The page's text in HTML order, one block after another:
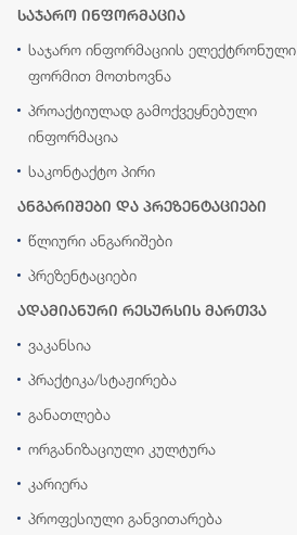
საჯარო ინფორმაცია
საჯარო ინფორმაციის ელექტრონული
ფორმით მოთხოვნა
პროაქტიულად გამოქვეყნებული
ინფორმაცია
საკონტაქტო პირი
ანგარიშები და პრეზენტაციები
წლიური ანგარიშები
პრეზენტაციები
ადამიანური რესურსის მართვა
ვაკანსია
პრაქტიკა/სტაჟირება
განათლება
ორგანიზაციული კულტურა
კარიერა
პროფესიული განვითარება